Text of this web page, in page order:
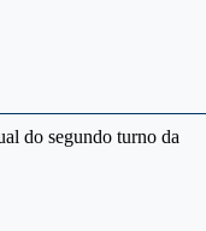
do segundo turno da